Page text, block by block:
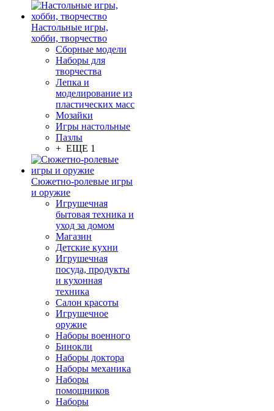
Настольные игры,
хобби, творчество
Сборные модели
Наборы для
творчества
Лепка и
моделирование из
пластических масс
Мозайки
Игры настольные
Пазлы
+ ЕЩЕ 1
Сюжетно-ролевые игры
и оружие
Игрушечная
бытовая техника и
уход за домом
Магазин
Детские кухни
Игрушечная
посуда, продукты
и кухонная
техника
Салон красоты
Игрушечное
оружие
Наборы военного
Бинокли
Наборы доктора
Наборы механика
Наборы
помощников
Наборы